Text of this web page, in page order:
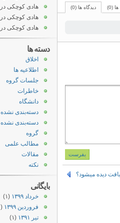
دیدگاه ها (0) (0)
دیده میشود؟
هادی کوچکی در
هادی کوچکی در
هادی کوچکی در
دسته ها
اخلاق
اطلاعیه ها
جلسات گروه
خاطرات
دانشگاه
دسته‌بندی نشده
دسته‌بندی نشده
گروه
مطالب علمی
مقالات
نکته
بایگانی
خرداد ۱۳۹۹
(۱)
فروردین ۱۳۹۹
(۱)
تیر ۱۳۹۱
(۱)